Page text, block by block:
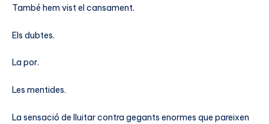
També hem vist el cansament.
Els dubtes.
La por.
Les mentides.
La sensació de lluitar contra gegants enormes que pareixen